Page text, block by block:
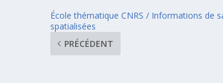
École thématique CNRS / Informations de
spatialisées
PRÉCÉDENT